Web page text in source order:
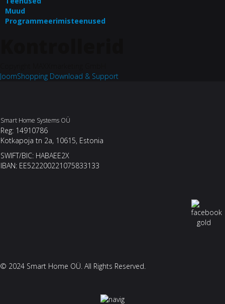
Muud
Programmeerimisteenused
JoomShopping Download & Support
Smart Home Systems OÜ
Reg: 14910786
Kotkapoja tn 2a, 10615, Estonia
SWIFT/BIC: HABAEE2X
IBAN: EE522200221075833133
© 2024 Smart Home OÜ. All Rights Reserved.